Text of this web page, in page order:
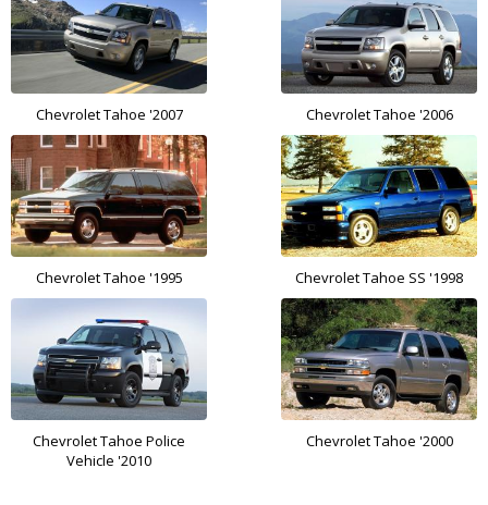
Chevrolet Tahoe '2007 Chevrolet Tahoe '2006
Chevrolet Tahoe '1995 Chevrolet Tahoe SS '1998
Chevrolet Tahoe Police
Vehicle '2010
Chevrolet Tahoe '2000